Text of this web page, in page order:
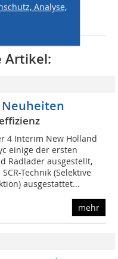
Analyse,
Artikel:
4 Interim New Holland
einige der ersten
Radlader ausgestellt,
Technik (Selektive
ausgestattet...
mehr